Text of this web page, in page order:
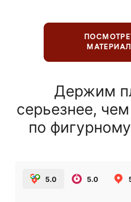
Держим
серьезнее,
по
5.0 5.0